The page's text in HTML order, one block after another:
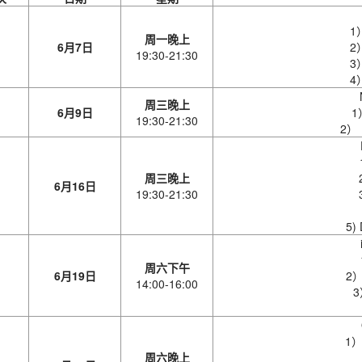
6月7日 周一晚上
19:30-21:30
1
2
3
4
6月9日 周三晚上
19:30-21:30
1
2）
6月16日 周三晚上
19:30-21:30
5)
6月19日 周六下午
14:00-16:00
2
3
周六晚上
1